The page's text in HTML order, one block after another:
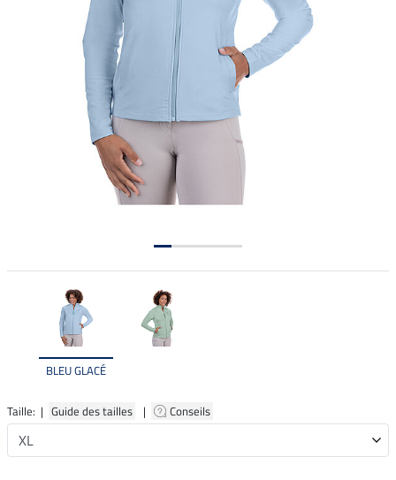
BLEU GLACÉ
Taille: | Guide des tailles | Conseils